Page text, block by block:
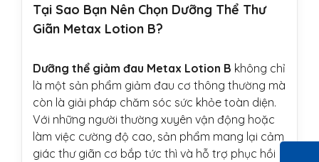
Tại Sao Bạn Nên Chọn Dưỡng Thể Thư
Giãn Metax Lotion B?
Dưỡng thể giảm đau Metax Lotion B không chỉ
là một sản phẩm giảm đau cơ thông thường mà
còn là giải pháp chăm sóc sức khỏe toàn diện.
Với những người thường xuyên vận động hoặc
làm việc cường độ cao, sản phẩm mang lại cảm
giác thư giãn cơ bắp tức thì và hỗ trợ phục hồi